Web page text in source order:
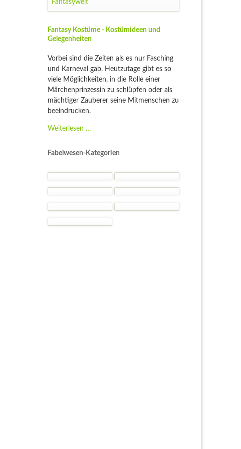
Fantasy Kostüme - Kostümideen und
Gelegenheiten
Vorbei sind die Zeiten als es nur Fasching
und Karneval gab. Heutzutage gibt es so
viele Möglichkeiten, in die Rolle einer
Märchenprinzessin zu schlüpfen oder als
mächtiger Zauberer seine Mitmenschen zu
beeindrucken.
Weiterlesen …
-
Gelegenheiten
Fabelwesen-Kategorien